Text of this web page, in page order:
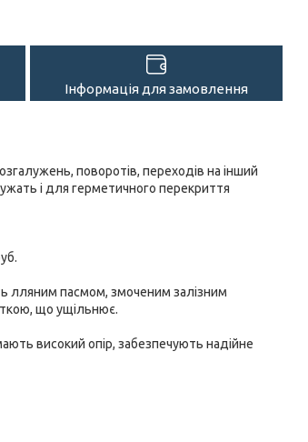
Інформація для замовлення
поворотів, переходів на інший
і для герметичного перекриття
лляним пасмом, змоченим залізним
що ущільнює.
високий опір, забезпечують надійне